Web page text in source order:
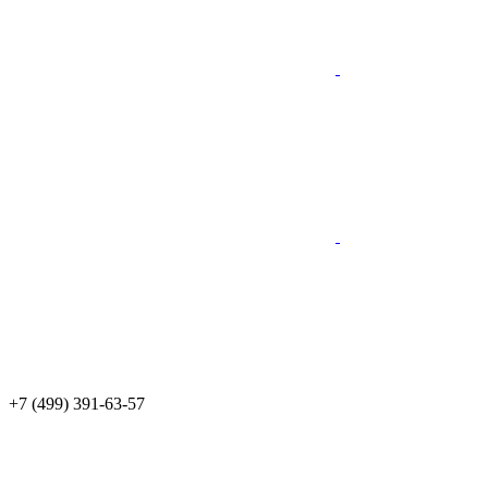
+7 (499) 391-63-57